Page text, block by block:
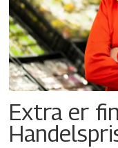
Extra er